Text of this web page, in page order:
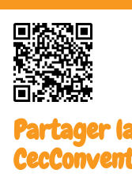
Partager